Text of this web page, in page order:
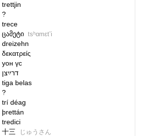
trettjin
?
trece
ცამეტი tsʰɑmɛtʼi
dreizehn
δεκατρείς
уон үс
דרײַצן
tiga belas
?
trí déag
þrettán
tredici
十三 じゅうさん